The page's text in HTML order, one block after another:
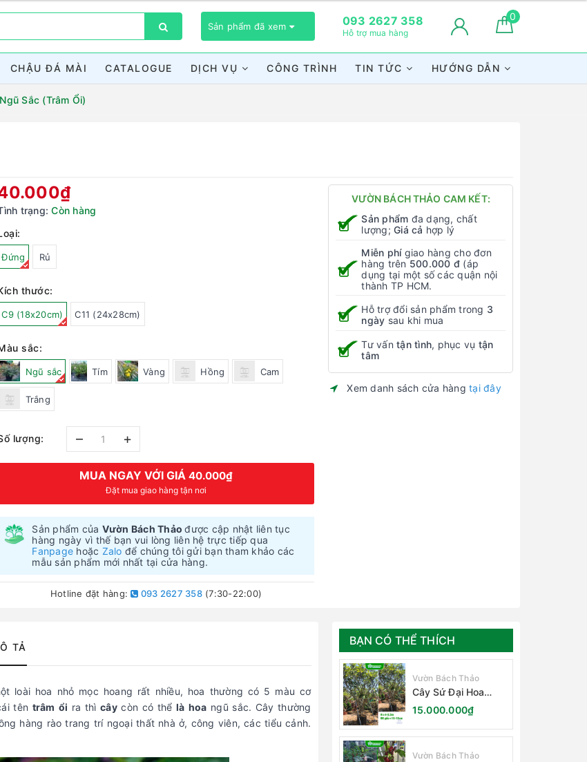
Sản phẩm đã xem 093 2627 358
Hỗ trợ mua hàng
0
CHẬU ĐÁ MÀI CATALOGUE DỊCH VỤ CÔNG TRÌNH TIN TỨC HƯỚNG DẪN
Sắc (Trâm Ổi)
trạng: Còn hàng
Đứng Rủ
thước:
C9 (18x20cm) C11 (24x28cm)
sắc:
Ngũ sắc Tím Vàng Hồng Cam
Trắng
lượng: – +
MUA NGAY VỚI GIÁ 40.000₫
Đặt mua giao hàng tận nơi
Sản phẩm của Vườn Bách Thảođược cập nhật liên tục
hàng ngày vì thế bạn vui lòng liên hệ trực tiếp qua
Fanpage hoặc Zalo để chúng tôi gửi bạn tham khảo các
mẫu sản phẩm mới nhất tại cửa hàng.
Hotline đặt hàng: 093 2627 358(7:30-22:00)
VƯỜN BÁCH THẢO CAM KẾT:
Sản phẩm đa dạng, chất
lượng;Giá cả hợp lý
Miễn phígiao hàng cho đơn
hàng trên 500.000 đ (áp
dụng tại một số các quận nội
thành TP HCM.
Hỗ trợ đổi sản phẩm trong 3
ngày sau khi mua
Tư vấntận tình, phục vụ tận
tâm
Xem danh sách cửa hàngtại đây
TẢ
loài hoa nhỏ mọc hoang rất nhiều, hoa thường có 5 màu cơ
tên trâm ổi ra thìcâycòn có thể là hoa ngũ sắc. Cây thường
hàng rào trang trí ngoại thất nhà ở, công viên, các tiểu cảnh.
BẠN CÓ THỂ THÍCH
Vườn Bách Thảo
Cây Sứ Đại Hoa
Trắng
15.000.000₫
Vườn Bách Thảo